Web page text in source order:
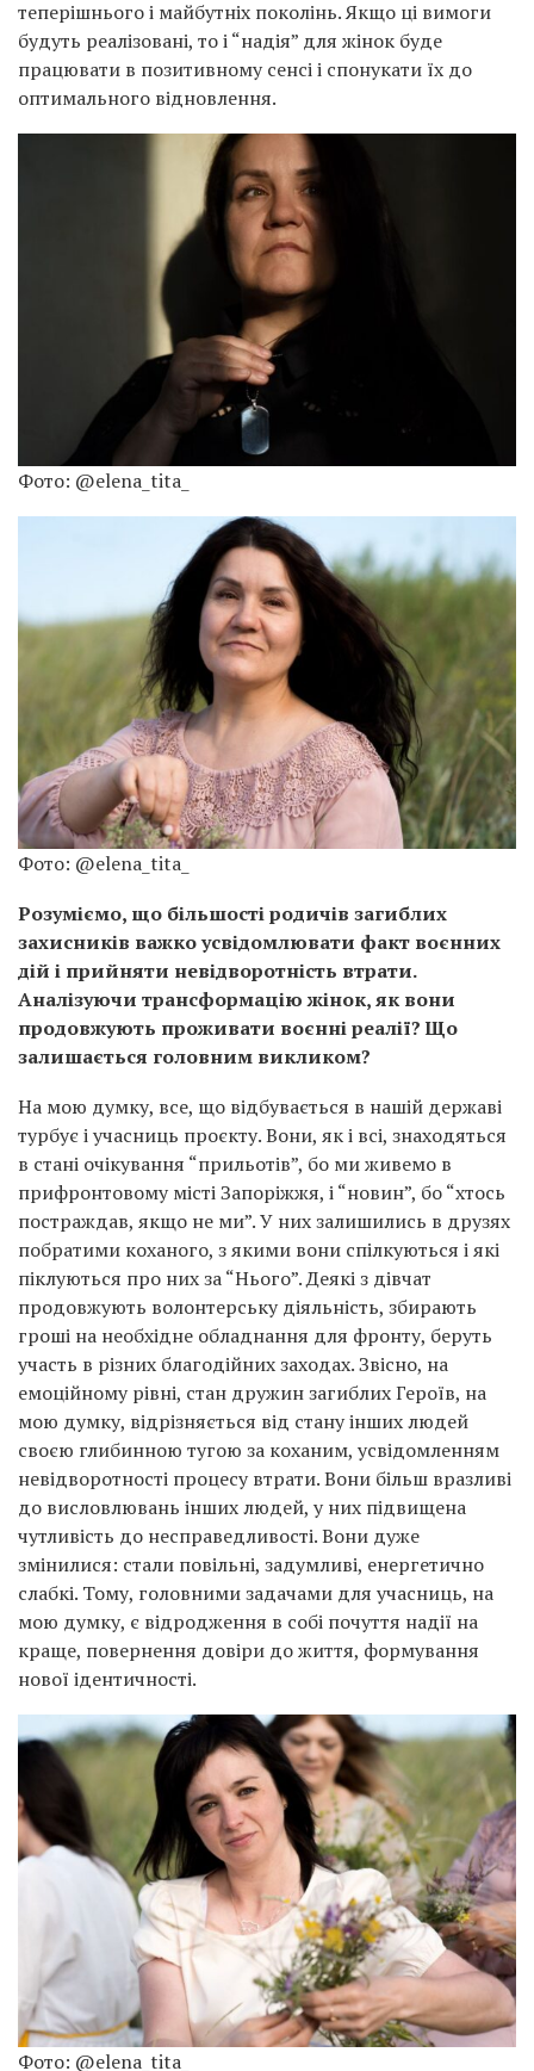
теперішнього і майбутніх поколінь. Якщо ці вимоги
будуть реалізовані, то і “надія” для жінок буде
працювати в позитивному сенсі і спонукати їх до
оптимального відновлення.
Фото: @elena_tita_
Фото: @elena_tita_
Розуміємо, що більшості родичів загиблих
захисників важко усвідомлювати факт воєнних
дій і прийняти невідворотність втрати.
Аналізуючи трансформацію жінок, як вони
продовжують проживати воєнні реалії? Що
залишається головним викликом?
На мою думку, все, що відбувається в нашій державі
турбує і учасниць проєкту. Вони, як і всі, знаходяться
в стані очікування “прильотів”, бо ми живемо в
прифронтовому місті Запоріжжя, і “новин”, бо “хтось
постраждав, якщо не ми”. У них залишились в друзях
побратими коханого, з якими вони спілкуються і які
піклуються про них за “Нього”. Деякі з дівчат
продовжують волонтерську діяльність, збирають
гроші на необхідне обладнання для фронту, беруть
участь в різних благодійних заходах. Звісно, на
емоційному рівні, стан дружин загиблих Героїв, на
мою думку, відрізняється від стану інших людей
своєю глибинною тугою за коханим, усвідомленням
невідворотності процесу втрати. Вони більш вразливі
до висловлювань інших людей, у них підвищена
чутливість до несправедливості. Вони дуже
змінилися: стали повільні, задумливі, енергетично
слабкі. Тому, головними задачами для учасниць, на
мою думку, є відродження в собі почуття надії на
краще, повернення довіри до життя, формування
нової ідентичності.
Фото: @elena_tita_